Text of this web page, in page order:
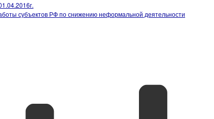
субъектов РФ по снижению неформальной деятельности